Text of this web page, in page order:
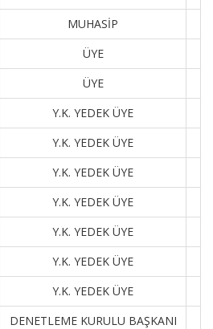
MUHASİP
ÜYE
ÜYE
Y.K. YEDEK ÜYE
Y.K. YEDEK ÜYE
Y.K. YEDEK ÜYE
Y.K. YEDEK ÜYE
Y.K. YEDEK ÜYE
Y.K. YEDEK ÜYE
Y.K. YEDEK ÜYE
DENETLEME KURULU BAŞKANI